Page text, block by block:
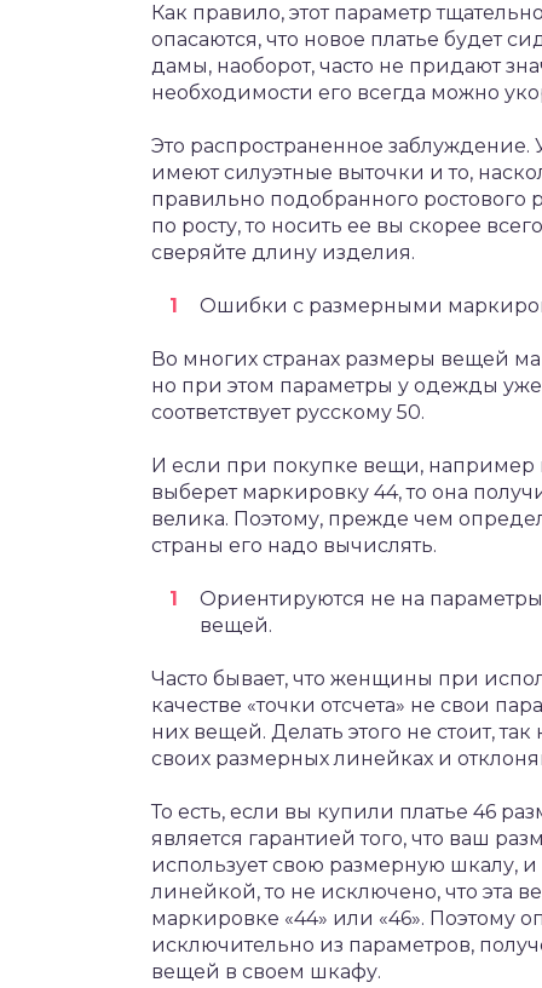
Как правило, этот параметр
опасаются, что новое платье будет
дамы, наоборот, часто не придают
необходимости его всегда можно
Это распространенное заблуждение.
имеют силуэтные выточки и то,
правильно подобранного ростового
по росту, то носить ее вы скорее
сверяйте длину изделия.
Ошибки с размерными
Во многих странах размеры вещей
но при этом параметры у одежды
соответствует русскому 50.
И если при покупке вещи,
выберет маркировку 44, то она
велика. Поэтому, прежде чем
страны его надо вычислять.
Ориентируются не на
вещей.
Часто бывает, что женщины при
качестве «точки отсчета» не свои
них вещей. Делать этого не стоит,
своих размерных линейках и
То есть, если вы купили платье 46
является гарантией того, что ваш
использует свою размерную шкалу, и
линейкой, то не исключено, что эта
маркировке «44» или «46». Поэтому
исключительно из параметров,
вещей в своем шкафу.